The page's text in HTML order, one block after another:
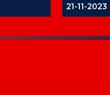
21-11-2023